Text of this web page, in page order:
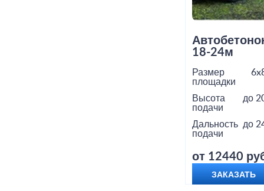
18-24м
Размер
площадки
Высота
подачи
до
Дальность
подачи
до
от 12440
ЗАКАЗАТЬ